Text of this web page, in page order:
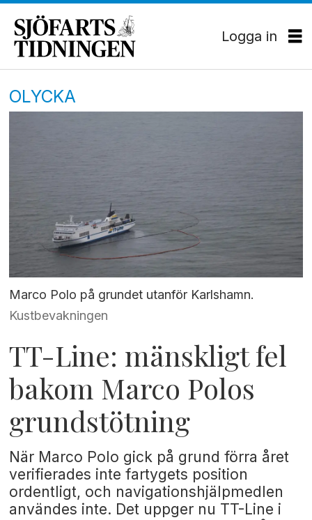
Logga in
OLYCKA
Marco Polo på grundet utanför Karlshamn.
Kustbevakningen
TT-Line: mänskligt fel
bakom Marco Polos
grundstötning
När Marco Polo gick på grund förra året
verifierades inte fartygets position
ordentligt, och navigationshjälpmedlen
användes inte. Det uppger nu TT-Line i